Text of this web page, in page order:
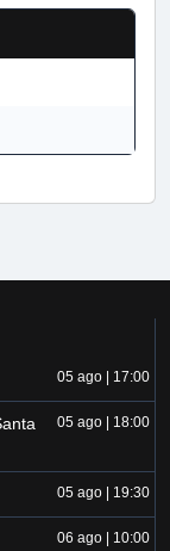
05 ago | 17:00
05 ago | 18:00
05 ago | 19:30
06 ago | 10:00